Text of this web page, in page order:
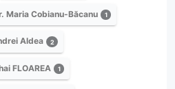
Maria Cobianu-Băcanu 1
Aldea 2
FLOAREA 1